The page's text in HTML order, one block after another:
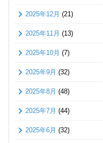
2025年12月 (21)
2025年11月 (13)
2025年10月 (7)
2025年9月 (32)
2025年8月 (48)
2025年7月 (44)
2025年6月 (32)